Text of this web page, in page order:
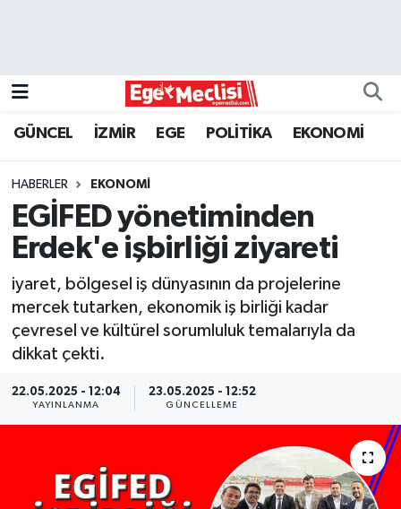
GÜNCEL İZMİR EGE POLİTİKA EKONOMİ
HABERLER EKONOMİ
EGİFED yönetiminden
Erdek'e işbirliği ziyareti
iyaret, bölgesel iş dünyasının da projelerine
mercek tutarken, ekonomik iş birliği kadar
çevresel ve kültürel sorumluluk temalarıyla da
dikkat çekti.
22.05.2025 - 12:04
YAYINLANMA
23.05.2025 - 12:52
GÜNCELLEME
GÜNCEL
İZMİR
ÖZEL HABER
POLİTİKA
SPOR